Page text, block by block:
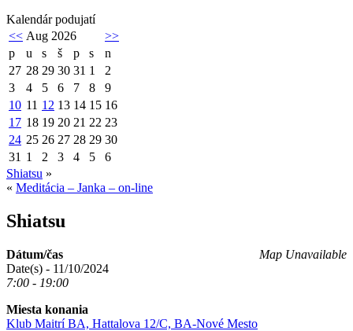
Kalendár podujatí
<< Aug 2026
>>
p
u s š p s
n
27 28 29 30 31 1
2
3
4 5 6 7 8
9
10 11 12 13 14 15 16
17 18 19 20 21 22 23
24 25 26 27 28 29 30
31 1 2 3 4 5
6
Shiatsu »
« Meditácia – Janka – on-line
Shiatsu
Map Unavailable
Dátum/čas
Date(s) - 11/10/2024
7:00 - 19:00
Miesta konania
Klub Maitrí BA, Hattalova 12/C, BA-Nové Mesto